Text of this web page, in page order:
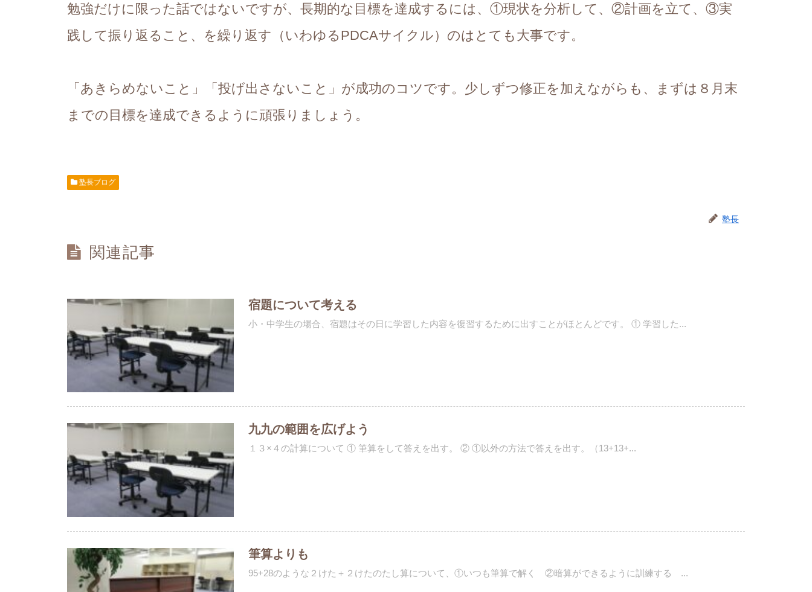
勉強だけに限った話ではないですが、長期的な目標を達成するには、①現状を分析して、②計画を立て、③実
践して振り返ること、を繰り返す（いわゆるPDCAサイクル）のはとても大事です。
「あきらめないこと」「投げ出さないこと」が成功のコツです。少しずつ修正を加えながらも、まずは８月末
までの目標を達成できるように頑張りましょう。
塾長ブログ
塾長
関連記事
宿題について考える
小・中学生の場合、宿題はその日に学習した内容を復習するために出すことがほとんどです。 ① 学習した...
九九の範囲を広げよう
１３×４の計算について ① 筆算をして答えを出す。 ② ①以外の方法で答えを出す。（13+13+...
筆算よりも
95+28のような２けた＋２けたのたし算について、①いつも筆算で解く ②暗算ができるように訓練する ...